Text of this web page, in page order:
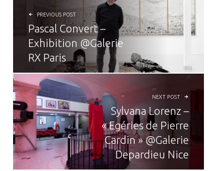
PREVIOUS POST
Pascal Convert –
Exhibition @Galerie
RX Paris
NEXT POST
Sylvana Lorenz –
« Egéries de Pierre
Cardin » @Galerie
Depardieu Nice